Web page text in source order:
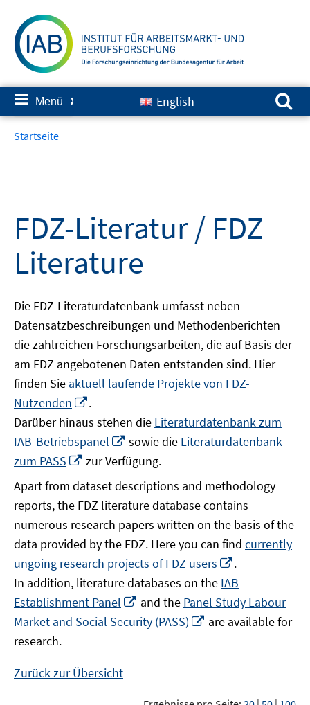
zum
Inhalt
≡ Menü ✘ English
Suchen nach:
Startseite
FDZ-Literatur / FDZ
Literature
Die FDZ-Literaturdatenbank umfasst neben
Datensatzbeschreibungen und Methodenberichten
die zahlreichen Forschungsarbeiten, die auf Basis der
am FDZ angebotenen Daten entstanden sind. Hier
finden Sie aktuell laufende Projekte von FDZ-
Nutzenden
neuem
Fenster
öffnen
.
Darüber hinaus stehen die Literaturdatenbank zum
IAB-Betriebspanel
In
neuem
Fenster
öffnen
sowie die Literaturdatenbank
zum PASS
In
Fenster
öffnen
zur Verfügung.
Apart from dataset descriptions and methodology
reports, the FDZ literature database contains
numerous research papers written on the basis of the
data provided by the FDZ. Here you can find currently
ungoing research projects of FDZ users
neuem
Fenster
öffnen
.
In addition, literature databases on the IAB
Establishment Panel
In
neuem
Fenster
and the Panel Study Labour
Market and Social Security (PASS)
In
are available for
research.
Zurück zur Übersicht